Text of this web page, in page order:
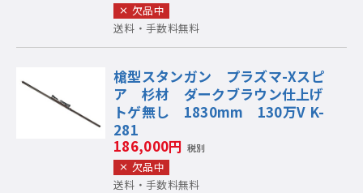
欠品中
送料・手数料無料
槍型スタンガン プラズマ-Xスピ
ア 杉材 ダークブラウン仕上げ
トゲ無し 1830mm 130万V K-
281
186,000円 税別
欠品中
送料・手数料無料